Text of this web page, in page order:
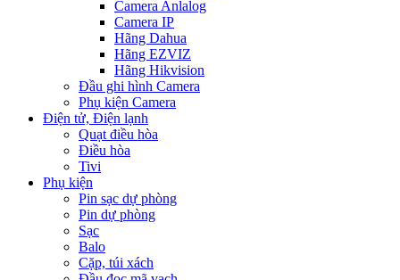
Camera Anlalog
Camera IP
Hãng Dahua
Hãng EZVIZ
Hãng Hikvision
Đầu ghi hình Camera
Phụ kiện Camera
Điện tử, Điện lạnh
Quạt điều hòa
Điều hòa
Tivi
Phụ kiện
Pin sạc dự phòng
Pin dự phòng
Sạc
Balo
Cặp, túi xách